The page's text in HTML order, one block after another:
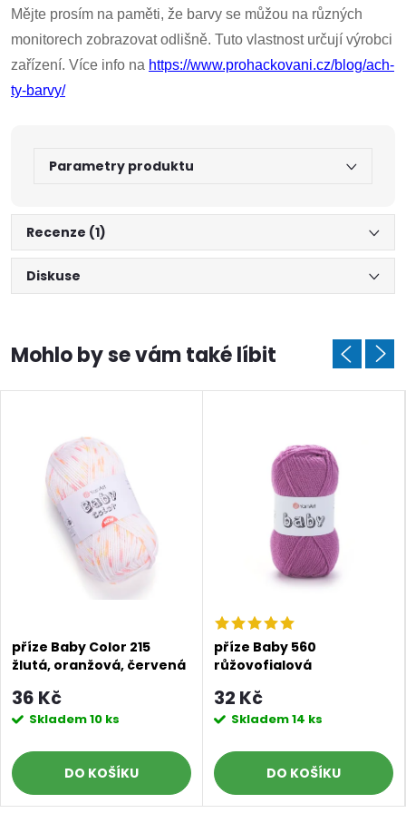
Mějte prosím na paměti, že barvy se můžou na různých
monitorech zobrazovat odlišně. Tuto vlastnost určují výrobci
zařízení. Více info na https://www.prohackovani.cz/blog/ach-
ty-barvy/
Parametry produktu
Recenze (1)
Diskuse
příze Baby Color 215
žlutá, oranžová, červená
36 Kč
Skladem10 ks
DO KOŠÍKU
příze Baby 560
růžovofialová
32 Kč
Skladem14 ks
DO KOŠÍKU
Doprava a platby Prodejna Blog a návody
Poslat